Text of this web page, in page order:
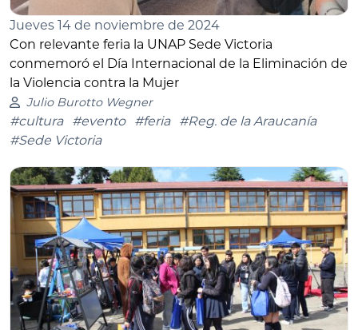
Jueves 14 de noviembre de 2024
Con relevante feria la UNAP Sede Victoria
conmemoró el Día Internacional de la Eliminación de
la Violencia contra la Mujer
Julio Burotto Wegner
#cultura #evento #feria
#Reg. de la Araucanía
#Sede Victoria